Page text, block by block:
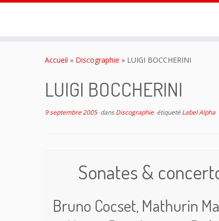
Accueil » Discographie » LUIGI BOCCHERINI
LUIGI BOCCHERINI
9 septembre 2005dansDiscographie étiqueté Label Alpha
Sonates &
Bruno Cocset, Mathurin